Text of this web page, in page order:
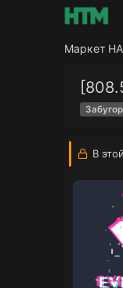
Маркет
Забугор
В